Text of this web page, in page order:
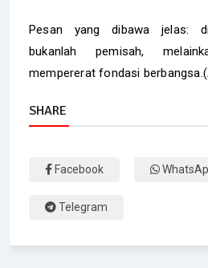
Pesan yang dibawa jelas:
bukanlah pemisah,
mempererat fondasi
SHARE
Facebook
Telegram